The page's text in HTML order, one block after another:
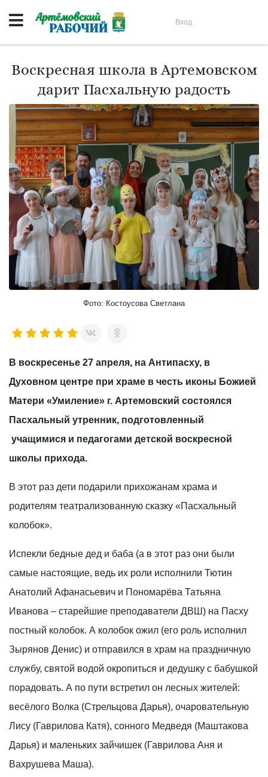
Вход
Воскресная школа в Артемовском
дарит Пасхальную радость
Фото: Костоусова Светлана
В воскресенье 27 апреля, на Антипасху, в
Духовном центре при храме в честь иконы Божией
Матери «Умиление» г. Артемовский состоялся
Пасхальный утренник, подготовленный
учащимися и педагогами детской воскресной
школы прихода.
В этот раз дети подарили прихожанам храма и
родителям театрализованную сказку «Пасхальный
колобок».
Испекли бедные дед и баба (а в этот раз они были
самые настоящие, ведь их роли исполнили Тютин
Анатолий Афанасьевич и Пономарёва Татьяна
Иванова – старейшие преподаватели ДВШ) на Пасху
постный колобок. А колобок ожил (его роль исполнил
Зырянов Денис) и отправился в храм на праздничную
службу, святой водой окропиться и дедушку с бабушкой
порадовать. А по пути встретил он лесных жителей:
весёлого Волка (Стрельцова Дарья), очаровательную
Лису (Гаврилова Катя), сонного Медведя (Маштакова
Дарья) и маленьких зайчишек (Гаврилова Аня и
Вахрушева Маша).